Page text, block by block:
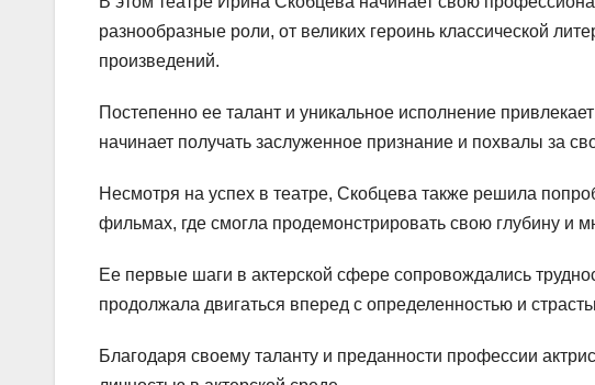
разнообразные роли, от великих героинь классической
произведений.
Постепенно ее талант и уникальное исполнение
начинает получать заслуженное признание и похвалы за
Несмотря на успех в театре, Скобцева также решила
фильмах, где смогла продемонстрировать свою глубину и
Ее первые шаги в актерской сфере сопровождались
продолжала двигаться вперед с определенностью и
Благодаря своему таланту и преданности профессии